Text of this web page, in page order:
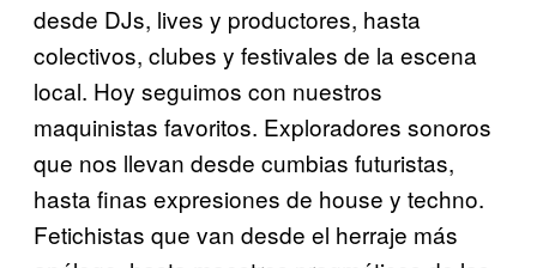
desde DJs, lives y productores, hasta
colectivos, clubes y festivales de la escena
local. Hoy seguimos con nuestros
maquinistas favoritos. Exploradores sonoros
que nos llevan desde cumbias futuristas,
hasta finas expresiones de house y techno.
Fetichistas que van desde el herraje más